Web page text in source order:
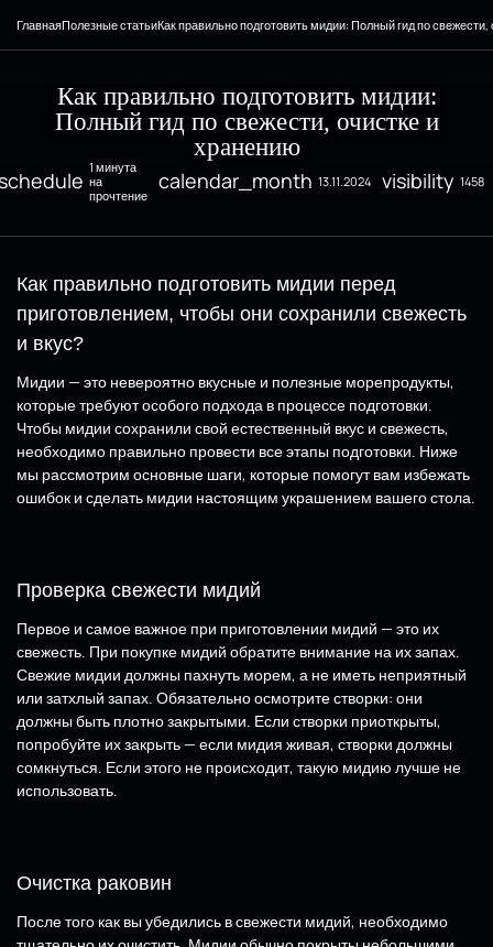
ГлавнаяПолезные статьиКак правильно подготовить мидии: Полный гид по
Как правильно подготовить мидии:
Полный гид по свежести, очистке и
хранению
1 минута
на
прочтение
calendar_month 13.11.2024 visibility 1458
Как правильно подготовить мидии перед
приготовлением, чтобы они сохранили свежесть
и вкус?
Мидии — это невероятно вкусные и полезные морепродукты,
которые требуют особого подхода в процессе подготовки.
Чтобы мидии сохранили свой естественный вкус и свежесть,
необходимо правильно провести все этапы подготовки. Ниже
мы рассмотрим основные шаги, которые помогут вам избежать
ошибок и сделать мидии настоящим украшением вашего стола.
Проверка свежести мидий
Первое и самое важное при приготовлении мидий — это их
свежесть. При покупке мидий обратите внимание на их запах.
Свежие мидии должны пахнуть морем, а не иметь неприятный
или затхлый запах. Обязательно осмотрите створки: они
должны быть плотно закрытыми. Если створки приоткрыты,
попробуйте их закрыть — если мидия живая, створки должны
сомкнуться. Если этого не происходит, такую мидию лучше не
использовать.
Очистка раковин
После того как вы убедились в свежести мидий, необходимо